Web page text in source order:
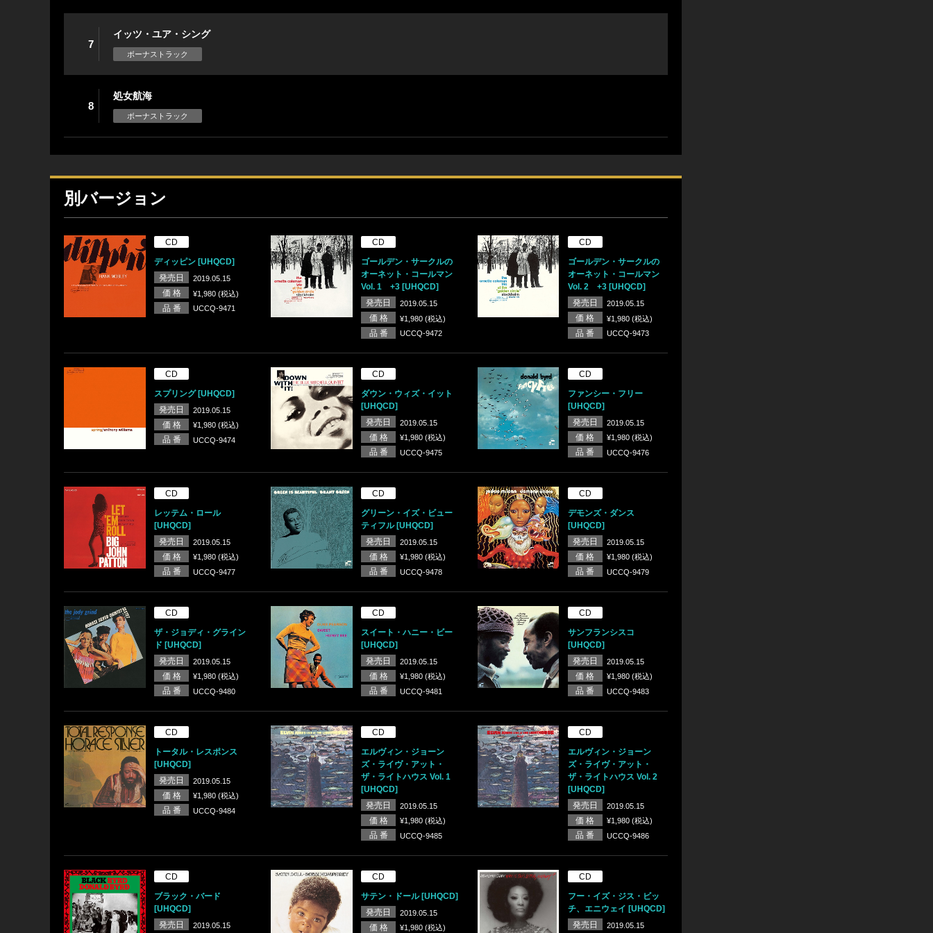
7
イッツ・ユア・シング
ボーナストラック
8
処女航海
ボーナストラック
別バージョン
CD
ディッピン [UHQCD]
発売日
2019.05.15
価 格 ¥1,980 (税込)
品 番 UCCQ-9471
CD
ゴールデン・サークルの
オーネット・コールマン
Vol. 1 +3 [UHQCD]
発売日
2019.05.15
価 格 ¥1,980 (税込)
品 番 UCCQ-9472
CD
ゴールデン・サークルの
オーネット・コールマン
Vol. 2 +3 [UHQCD]
発売日
2019.05.15
価 格 ¥1,980 (税込)
品 番 UCCQ-9473
CD
スプリング [UHQCD]
発売日
2019.05.15
価 格 ¥1,980 (税込)
品 番 UCCQ-9474
CD
ダウン・ウィズ・イット
[UHQCD]
発売日
2019.05.15
価 格 ¥1,980 (税込)
品 番 UCCQ-9475
CD
ファンシー・フリー
[UHQCD]
発売日
2019.05.15
価 格 ¥1,980 (税込)
品 番 UCCQ-9476
CD
レッテム・ロール
[UHQCD]
発売日
2019.05.15
価 格 ¥1,980 (税込)
品 番 UCCQ-9477
CD
グリーン・イズ・ビュー
ティフル [UHQCD]
発売日
2019.05.15
価 格 ¥1,980 (税込)
品 番 UCCQ-9478
CD
デモンズ・ダンス
[UHQCD]
発売日
2019.05.15
価 格 ¥1,980 (税込)
品 番 UCCQ-9479
CD
ザ・ジョディ・グライン
ド [UHQCD]
発売日
2019.05.15
価 格 ¥1,980 (税込)
品 番 UCCQ-9480
CD
スイート・ハニー・ビー
[UHQCD]
発売日
2019.05.15
価 格 ¥1,980 (税込)
品 番 UCCQ-9481
CD
サンフランシスコ
[UHQCD]
発売日
2019.05.15
価 格 ¥1,980 (税込)
品 番 UCCQ-9483
CD
トータル・レスポンス
[UHQCD]
発売日
2019.05.15
価 格 ¥1,980 (税込)
品 番 UCCQ-9484
CD
エルヴィン・ジョーン
ズ・ライヴ・アット・
ザ・ライトハウス Vol. 1
[UHQCD]
発売日
2019.05.15
価 格 ¥1,980 (税込)
品 番 UCCQ-9485
CD
エルヴィン・ジョーン
ズ・ライヴ・アット・
ザ・ライトハウス Vol. 2
[UHQCD]
発売日
2019.05.15
価 格 ¥1,980 (税込)
品 番 UCCQ-9486
CD
ブラック・バード
[UHQCD]
発売日
2019.05.15
CD
サテン・ドール [UHQCD]
発売日
2019.05.15
価 格 ¥1,980 (税込)
CD
フー・イズ・ジス・ビッ
チ、エニウェイ [UHQCD]
発売日
2019.05.15